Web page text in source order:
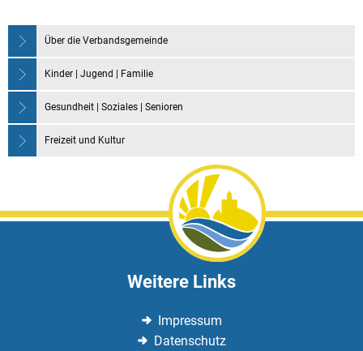
Über die Verbandsgemeinde
Kinder | Jugend | Familie
Gesundheit | Soziales | Senioren
Freizeit und Kultur
Weitere Links
Impressum
Datenschutz